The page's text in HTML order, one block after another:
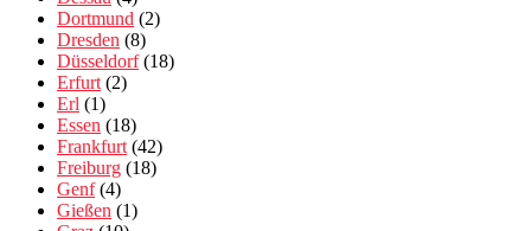
Dortmund (2)
Dresden (8)
Düsseldorf(18)
Erfurt (2)
Erl (1)
Essen (18)
Frankfurt (42)
Freiburg (18)
Genf(4)
Gießen (1)